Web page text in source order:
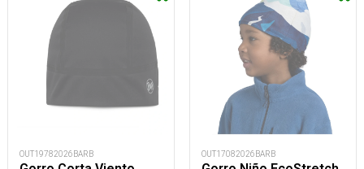
OUT19782026BARB OUT17082026BARB